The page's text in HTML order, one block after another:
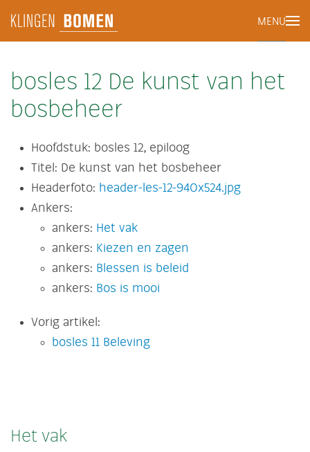
Terug naar hoofdinhoud
MENU
bosles 12 De kunst van het
bosbeheer
Hoofdstuk: bosles 12, epiloog
Titel: De kunst van het bosbeheer
Headerfoto: header-les-12-940x524.jpg
Ankers:
ankers: Het vak
ankers: Kiezen en zagen
ankers: Blessen is beleid
ankers: Bos is mooi
Vorig artikel:
bosles 11 Beleving
Het vak